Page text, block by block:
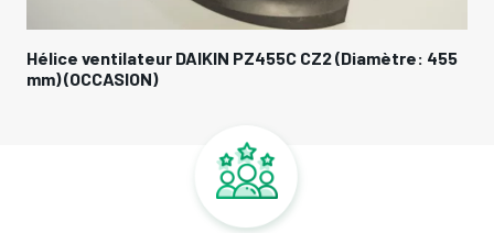
Hélice ventilateur DAIKIN PZ455C CZ2 (Diamètre: 455
mm) (OCCASION)